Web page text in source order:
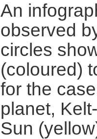
An
observed
circles
(coloured)
for the
planet,
Sun